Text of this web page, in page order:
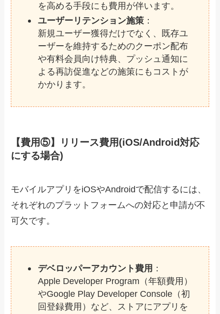
を高める手段にも費用が伴います。
ユーザーリテンション施策 ：
新規ユーザー獲得だけでなく、既存ユ
ーザーを維持するためのクーポン配布
や有料会員向け特典、プッシュ通知に
よる再訪促進などの施策にもコストが
かかります。
【費用⑤】リリース費用(iOS/Android対応
にする場合)
モバイルアプリをiOSやAndroidで配信するには、
それぞれのプラットフォームへの対応と申請が不
可欠です。
デベロッパーアカウント費用 ：
Apple Developer Program（年額費用）
やGoogle Play Developer Console（初
回登録費用）など、ストアにアプリを